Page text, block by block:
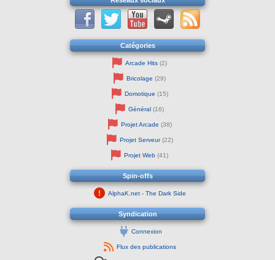
Catégories
Arcade Hits (2)
Bricolage (29)
Domotique (15)
Général (16)
Projet Arcade (38)
Projet Serveur(22)
Projet Web (41)
Spin-offs
AlphaK.net - The Dark Side
Syndication
Connexion
Flux des publications